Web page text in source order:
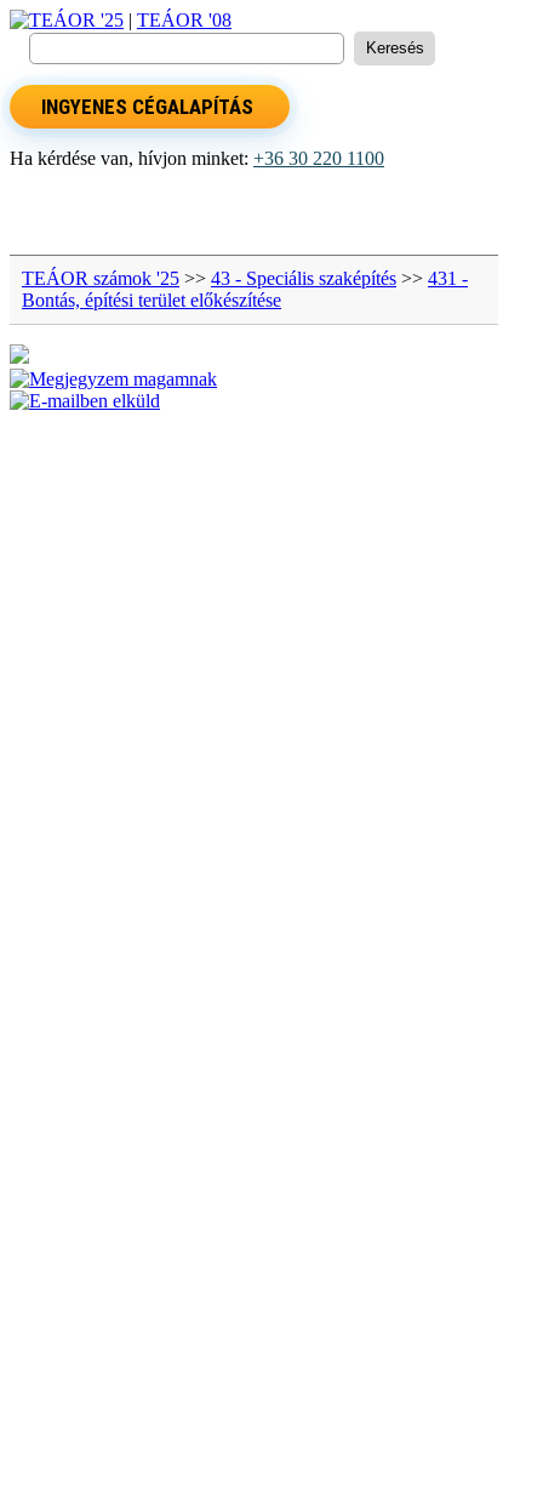
TEÁOR '25 | TEÁOR '08
INGYENES CÉGALAPÍTÁS
Ha kérdése van, hívjon minket: +36 30 220 1100
TEÁOR számok '25 >> 43 - Speciális szaképítés >> 431 -
Bontás, építési terület előkészítése